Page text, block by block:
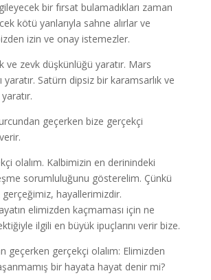
bir fırsat bulamadıkları zaman
kötü yanlarıyla sahne alırlar ve
izin ve onay istemezler.
ve zevk düşkünlüğü yaratır. Mars
yaratır. Satürn dipsiz bir karamsarlık ve
geçerken bize gerçekçi
olalım. Kalbimizin en derinindeki
sorumluluğunu gösterelim. Çünkü
hayallerimizdir.
elimizden kaçmaması için ne
ilgili en büyük ipuçlarını verir bize.
geçerken gerçekçi olalım: Elimizden
bir hayata hayat denir mi?